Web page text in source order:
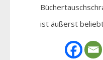
ist äußerst